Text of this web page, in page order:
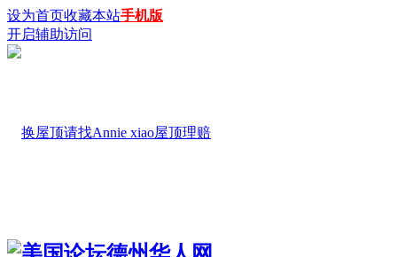
设为首页收藏本站手机版
开启辅助访问